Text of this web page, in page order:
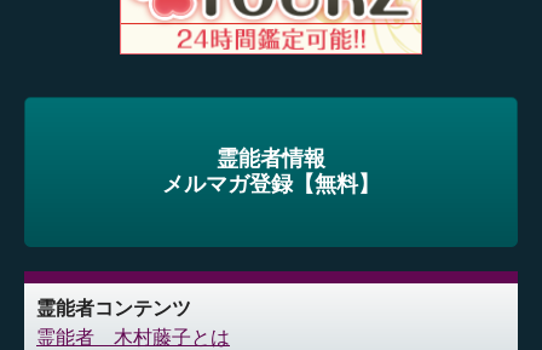
霊能者情報
メルマガ登録【無料】
霊能者コンテンツ
霊能者 木村藤子とは